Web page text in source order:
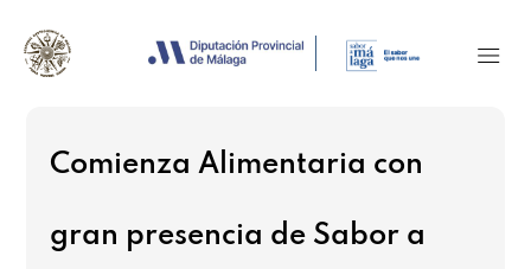
Comienza Alimentaria con
gran presencia de Sabor a